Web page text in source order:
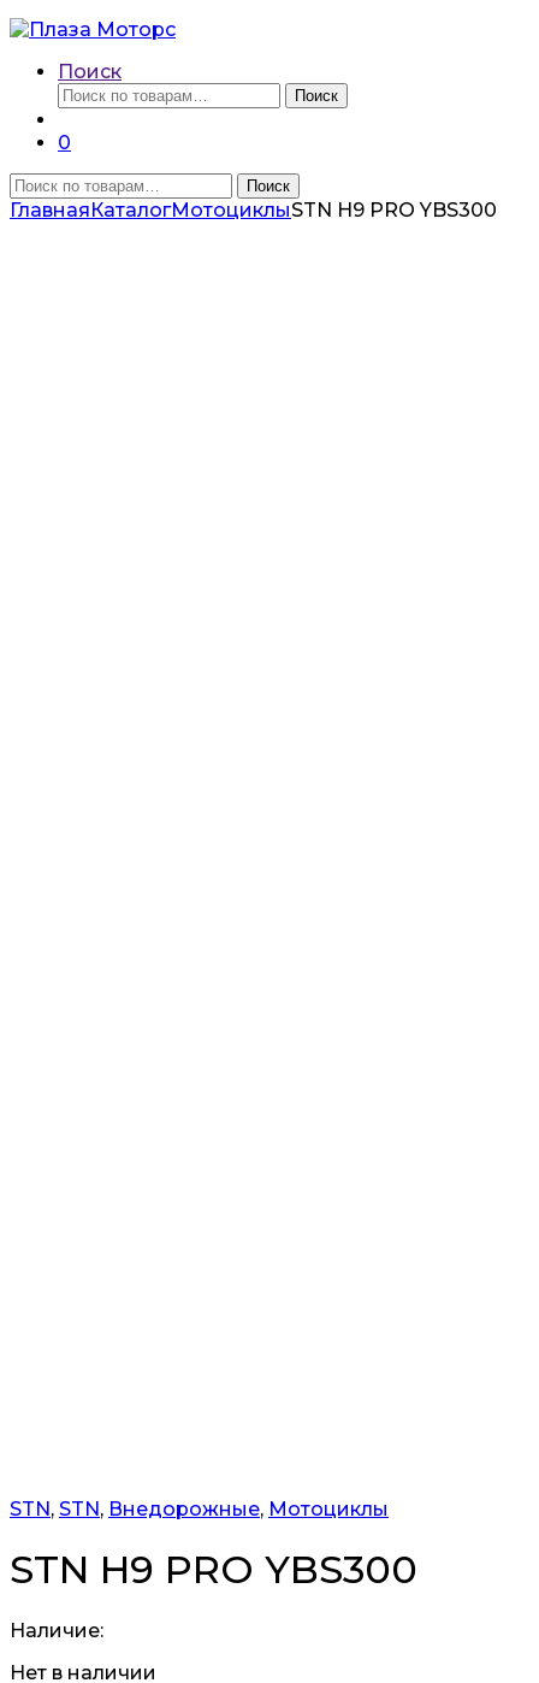
Поиск
Искать:
Поиск
0
Искать:
Поиск
ГлавнаяКаталогМотоциклыSTN H9 PRO YBS300
STN, STN, Внедорожные, Мотоциклы
STN H9 PRO YBS300
Наличие:
Нет в наличии